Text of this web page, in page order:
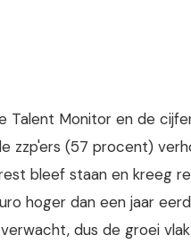
Talent Monitor en de
zzp'ers (57 procent)
bleef staan en kreeg
hoger dan een jaar
dus de groei